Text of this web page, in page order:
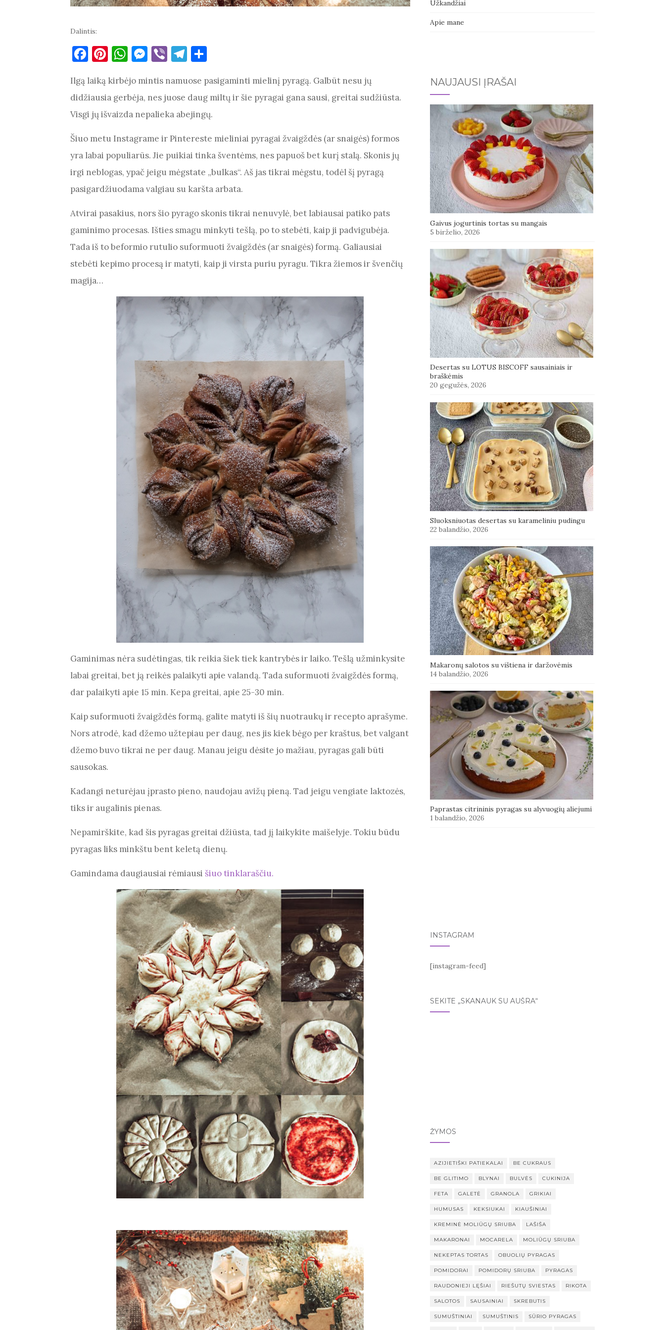
Dalintis:
F
c
e
b
o
o
k
Pi
er
es
t
W
at
s
A
p
p
M
se
n
g
er
Vi
er
T
e
gr
a
m
ar
e
Ilgą laiką kirbėjo mintis namuose pasigaminti mielinį pyragą. Galbūt nesu jų
didžiausia gerbėja, nes juose daug miltų ir šie pyragai gana sausi, greitai sudžiūsta.
Visgi jų išvaizda nepalieka abejingų.
Šiuo metu Instagrame ir Pintereste mieliniai pyragai žvaigždės (ar snaigės) formos
yra labai populiarūs. Jie puikiai tinka šventėms, nes papuoš bet kurį stalą. Skonis jų
irgi neblogas, ypač jeigu mėgstate „bulkas“. Aš jas tikrai mėgstu, todėl šį pyragą
pasigardžiuodama valgiau su karšta arbata.
Atvirai pasakius, nors šio pyrago skonis tikrai nenuvylė, bet labiausai patiko pats
gaminimo procesas. Išties smagu minkyti tešlą, po to stebėti, kaip ji padvigubėja.
Tada iš to beformio rutulio suformuoti žvaigždės (ar snaigės) formą. Galiausiai
stebėti kepimo procesą ir matyti, kaip ji virsta puriu pyragu. Tikra žiemos ir švenčių
magija…
Gaminimas nėra sudėtingas, tik reikia šiek tiek kantrybės ir laiko. Tešlą užminkysite
labai greitai, bet ją reikės palaikyti apie valandą. Tada suformuoti žvaigždės formą,
dar palaikyti apie 15 min. Kepa greitai, apie 25-30 min.
Kaip suformuoti žvaigždės formą, galite matyti iš šių nuotraukų ir recepto aprašyme.
Nors atrodė, kad džemo užtepiau per daug, nes jis kiek bėgo per kraštus, bet valgant
džemo buvo tikrai ne per daug. Manau jeigu dėsite jo mažiau, pyragas gali būti
sausokas.
Kadangi neturėjau įprasto pieno, naudojau avižų pieną. Tad jeigu vengiate laktozės,
tiks ir augalinis pienas.
Nepamirškite, kad šis pyragas greitai džiūsta, tad jį laikykite maišelyje. Tokiu būdu
pyragas liks minkštu bent keletą dienų.
Gamindama daugiausiai rėmiausi šiuo tinklaraščiu.
Užkandžiai
Apie mane
NAUJAUSI ĮRAŠAI
Gaivus jogurtinis tortas su mangais
5 birželio, 2026
Desertas su LOTUS BISCOFF sausainiais ir
braškėmis
20 gegužės, 2026
Sluoksniuotas desertas su karameliniu pudingu
22 balandžio, 2026
Makaronų salotos su vištiena ir daržovėmis
14 balandžio, 2026
Paprastas citrininis pyragas su alyvuogių aliejumi
1 balandžio, 2026
INSTAGRAM
[instagram-feed]
SEKITE „SKANAUK SU AUŠRA“
ŽYMOS
AZIJIETIŠKI PATIEKALAI BE CUKRAUS
BE GLITIMO BLYNAI BULVĖS CUKINIJA
FETA GALETĖ GRANOLA GRIKIAI
HUMUSAS KEKSIUKAI KIAUŠINIAI
KREMINĖ MOLIŪGŲ SRIUBA LAŠIŠA
MAKARONAI MOCARELA MOLIŪGŲ SRIUBA
NEKEPTAS TORTAS OBUOLIŲ PYRAGAS
POMIDORAI POMIDORŲ SRIUBA PYRAGAS
RAUDONIEJI LĘŠIAI RIEŠUTŲ SVIESTAS RIKOTA
SALOTOS SAUSAINIAI SKREBUTIS
SUMUŠTINIAI SUMUŠTINIS SŪRIO PYRAGAS